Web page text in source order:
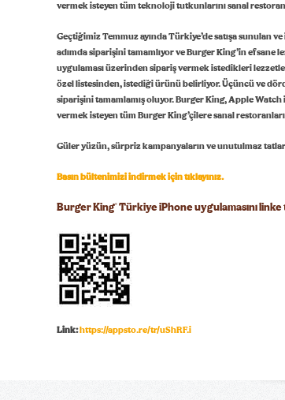
vermek isteyen tüm teknoloji tutkunlarını sanal
Geçtiğimiz Temmuz ayında Türkiye’de satışa sunulan
adımda siparişini tamamlıyor ve Burger King’in efsane
uygulaması üzerinden sipariş vermek istedikleri
özel listesinden, istediği ürünü belirliyor. Üçüncü ve
siparişini tamamlamış oluyor. Burger King, Apple
vermek isteyen tüm Burger King’çilere sanal
Güler yüzün, sürpriz kampanyaların ve unutulmaz
Basın bültenimizi indirmek için tıklayınız.
Burger King® Türkiye iPhone uygulamasını
Link:https://appsto.re/tr/uShRF.i